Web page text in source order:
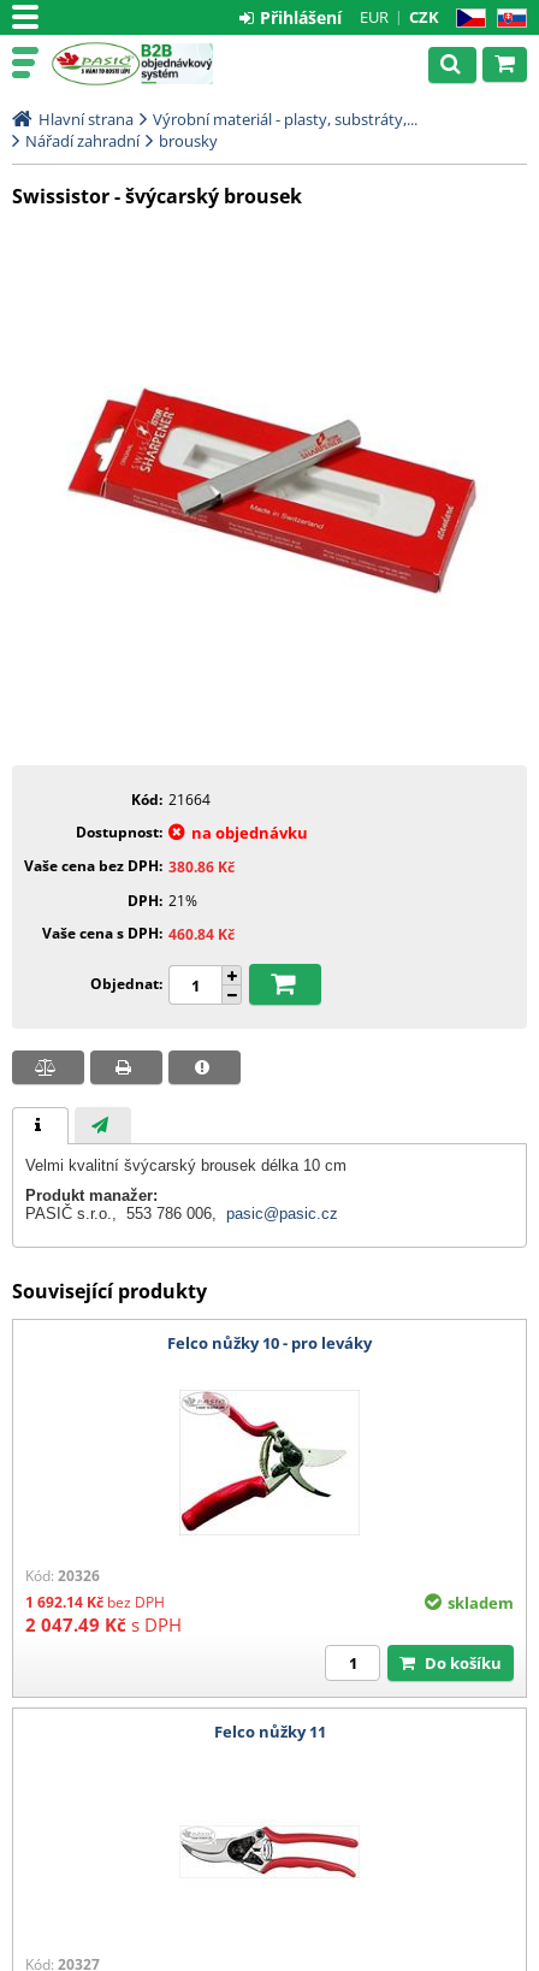
CZ SK
EUR CZK
Přihlášení
Hlavní strana
Výrobní materiál - plasty, substráty,...
Nářadí zahradní
brousky
Swissistor - švýcarský brousek
Kód 21664
Dostupnost
na objednávku
Vaše cena bez DPH 380.86 Kč
DPH 21%
Vaše cena s DPH 460.84 Kč
Objednat
Velmi kvalitní švýcarský brousek délka 10 cm
Produkt manažer:
PASIČ s.r.o., 553 786 006, pasic@pasic.cz
Související produkty
Felco nůžky 10 - pro leváky
Kód: 20326
1 692.14 Kč bez DPH
2 047.49 Kč s DPH
skladem
Do košíku
Felco nůžky 11
Kód: 20327